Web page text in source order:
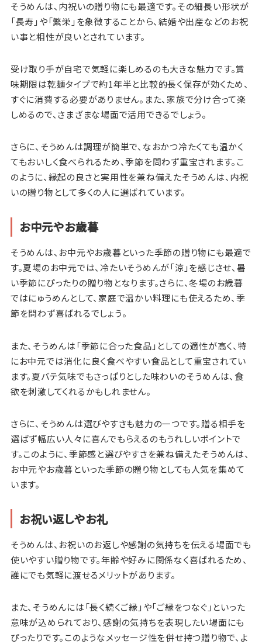
そうめんは、内祝いの贈り物にも最適です。その細長い形状が
「長寿」や「繁栄」を象徴することから、結婚や出産などのお祝
い事と相性が良いとされています。
受け取り手が自宅で気軽に楽しめるのも大きな魅力です。賞
味期限は乾麺タイプで約1年半と比較的長く保存が効くため、
すぐに消費する必要がありません。また、家族で分け合って楽
しめるので、さまざまな場面で活用できるでしょう。
さらに、そうめんは調理が簡単で、なおかつ冷たくても温かく
てもおいしく食べられるため、季節を問わず重宝されます。こ
のように、縁起の良さと実用性を兼ね備えたそうめんは、内祝
いの贈り物として多くの人に選ばれています。
お中元やお歳暮
そうめんは、お中元やお歳暮といった季節の贈り物にも最適で
す。夏場のお中元では、冷たいそうめんが「涼」を感じさせ、暑
い季節にぴったりの贈り物となります。さらに、冬場のお歳暮
ではにゅうめんとして、家庭で温かい料理にも使えるため、季
節を問わず喜ばれるでしょう。
また、そうめんは「季節に合った食品」としての適性が高く、特
にお中元では消化に良く食べやすい食品として重宝されてい
ます。夏バテ気味でもさっぱりとした味わいのそうめんは、食
欲を刺激してくれるかもしれません。
さらに、そうめんは選びやすさも魅力の一つです。贈る相手を
選ばず幅広い人々に喜んでもらえるのもうれしいポイントで
す。このように、季節感と選びやすさを兼ね備えたそうめんは、
お中元やお歳暮といった季節の贈り物としても人気を集めて
います。
お祝い返しやお礼
そうめんは、お祝いのお返しや感謝の気持ちを伝える場面でも
使いやすい贈り物です。年齢や好みに関係なく喜ばれるため、
誰にでも気軽に渡せるメリットがあります。
また、そうめんには「長く続くご縁」や「ご縁をつなぐ」といった
意味が込められており、感謝の気持ちを表現したい場面にも
ぴったりです。このようなメッセージ性を併せ持つ贈り物で、よ